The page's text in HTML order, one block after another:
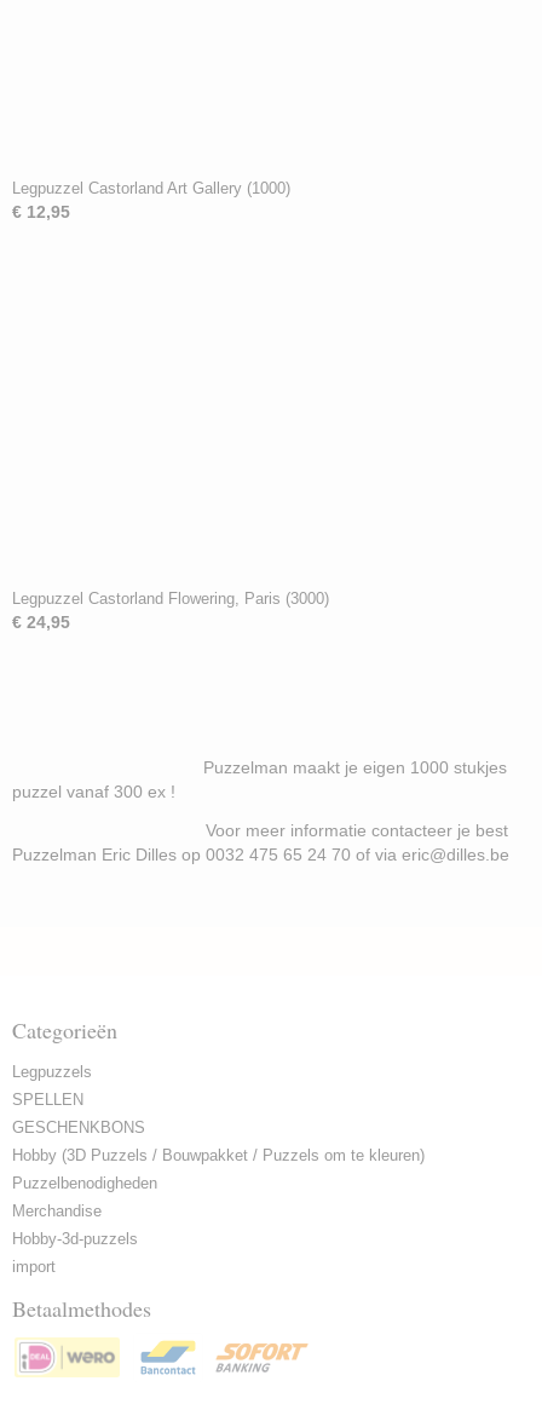
Legpuzzel Castorland Art Gallery (1000)
€ 12,95
Legpuzzel Castorland Flowering, Paris (3000)
€ 24,95
Puzzelman maakt je eigen 1000 stukjes
puzzel vanaf 300 ex !
Voor meer informatie contacteer je best
Puzzelman Eric Dilles op 0032 475 65 24 70 of via eric@dilles.be
Categorieën
Legpuzzels
SPELLEN
GESCHENKBONS
Hobby (3D Puzzels / Bouwpakket / Puzzels om te kleuren)
Puzzelbenodigheden
Merchandise
Hobby-3d-puzzels
import
Betaalmethodes